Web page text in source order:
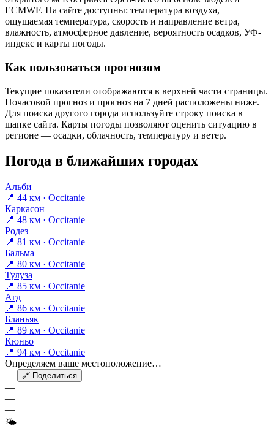
ECMWF. На сайте доступны: температура воздуха,
ощущаемая температура, скорость и направление ветра,
влажность, атмосферное давление, вероятность осадков, УФ-
индекс и карты погоды.
Как пользоваться прогнозом
Текущие показатели отображаются в верхней части страницы.
Почасовой прогноз и прогноз на 7 дней расположены ниже.
Для поиска другого города используйте строку поиска в
шапке сайта. Карты погоды позволяют оценить ситуацию в
регионе — осадки, облачность, температуру и ветер.
Погода в ближайших городах
Альби
📍 44 км · Occitanie
Каркасон
📍 48 км · Occitanie
Родез
📍 81 км · Occitanie
Бальма
📍 80 км · Occitanie
Тулуза
📍 85 км · Occitanie
Агд
📍 86 км · Occitanie
Бланьяк
📍 89 км · Occitanie
Кюньо
📍 94 км · Occitanie
Определяем ваше местоположение…
—
🔗 Поделиться
—
—
—
🌤